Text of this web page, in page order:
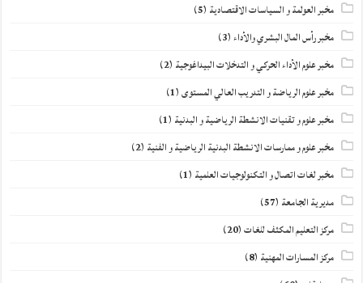
مخبر العولمة و السياسات الاقتصادية (5)
مخبر رأس المال البشري والأداء(3)
مخبر علوم الأداء الحركي و التدخلات البيداغوجية (2)
مخبر علوم الرياضة و التدريب العالي المستوى(1)
مخبر علوم و تقنيات الانشطة الرياضية و البدنية (1)
مخبر علوم و ممارسات الانشطة البدنية الرياضية و الفنية (2)
مخبر لغات اتصال و التكنولوجيات العلمية (1)
مديرية الجامعة (57)
مركز التعليم المكثف للغات(20)
مركز المسارات المهنية (8)